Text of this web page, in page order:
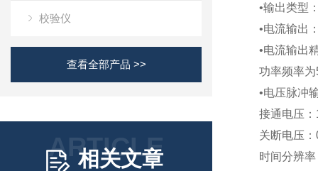
校验仪
查看全部产品 >>
ARTICLE
相关文章
•输出类型
•电流输出
•电流输出
功率频率
•电压脉冲
接通电压
关断电压
时间分辨